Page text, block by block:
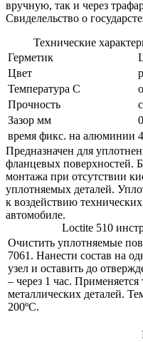
вручную, так и через
Свиделельство о
Технические
Герметик
Цвет
Температура С
Прочность
Зазор мм
время фикс. на алюминии
Предназначен для
фланцевых поверхностей.
монтажа при отсутствии
уплотняемых деталей.
к воздействию
автомобиле.
Loctite 510
Очистить уплотняемые
7061. Нанести состав на
узел и оставить до
– через 1 час.
металлических деталей.
200ºС.